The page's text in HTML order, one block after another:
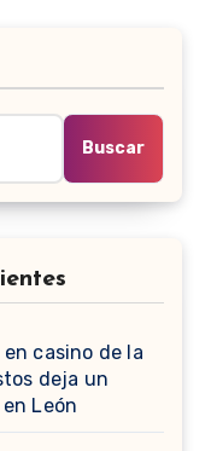
Buscar
casino de la
deja un
León